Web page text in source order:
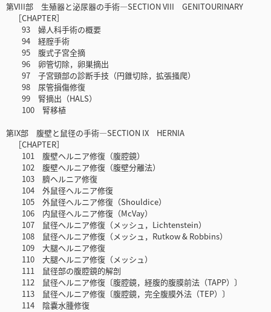
第VIII部 生殖器と泌尿器の手術―SECTION VIII GENITOURINARY
［CHAPTER］
93 婦人科手術の概要
94 経腟手術
95 腹式子宮全摘
96 卵管切除，卵巣摘出
97 子宮頸部の診断手技（円錐切除，拡張掻爬）
98 尿管損傷修復
99 腎摘出（HALS）
100 腎移植
第IX部 腹壁と鼠径の手術―SECTION IX HERNIA
［CHAPTER］
101 腹壁ヘルニア修復（腹腔鏡）
102 腹壁ヘルニア修復（腹壁分離法）
103 臍ヘルニア修復
104 外鼠径ヘルニア修復
105 外鼠径ヘルニア修復（Shouldice）
106 内鼠径ヘルニア修復（McVay）
107 鼠径ヘルニア修復（メッシュ，Lichtenstein）
108 鼠径ヘルニア修復（メッシュ，Rutkow & Robbins）
109 大腿ヘルニア修復
110 大腿ヘルニア修復（メッシュ）
111 鼠径部の腹腔鏡的解剖
112 鼠径ヘルニア修復〔腹腔鏡，経腹的腹膜前法（TAPP）〕
113 鼠径ヘルニア修復〔腹腔鏡，完全腹膜外法（TEP）〕
114 陰嚢水腫修復